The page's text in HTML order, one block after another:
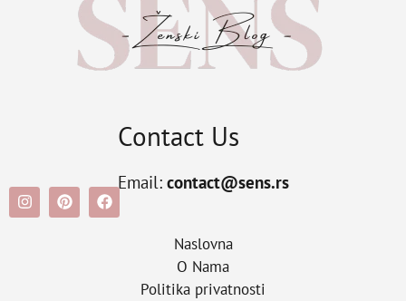
Contact Us
Email: contact@sens.rs
Naslovna
O Nama
Politika privatnosti